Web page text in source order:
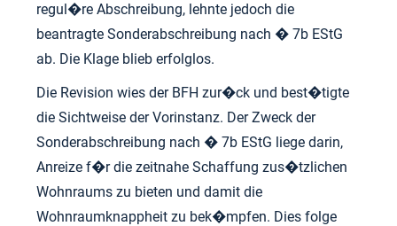
regul�re Abschreibung, lehnte jedoch die
beantragte Sonderabschreibung nach � 7b EStG
ab. Die Klage blieb erfolglos.
Die Revision wies der BFH zur�ck und best�tigte
die Sichtweise der Vorinstanz. Der Zweck der
Sonderabschreibung nach � 7b EStG liege darin,
Anreize f�r die zeitnahe Schaffung zus�tzlichen
Wohnraums zu bieten und damit die
Wohnraumknappheit zu bek�mpfen. Dies folge